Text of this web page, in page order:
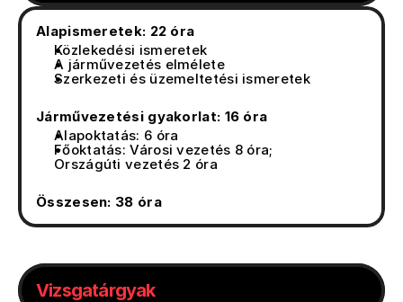
Alapismeretek: 22 óra
Közlekedési ismeretek
A járművezetés elmélete
Szerkezeti és üzemeltetési ismeretek
Járművezetési gyakorlat: 16 óra
Alapoktatás: 6 óra
Főoktatás: Városi vezetés 8 óra;
Országúti vezetés 2 óra
Összesen: 38 óra
Vizsgatárgyak